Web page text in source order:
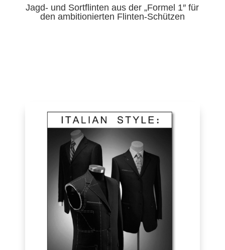
Jagd- und Sortflinten aus der „Formel 1″ für
den ambitionierten Flinten-Schützen